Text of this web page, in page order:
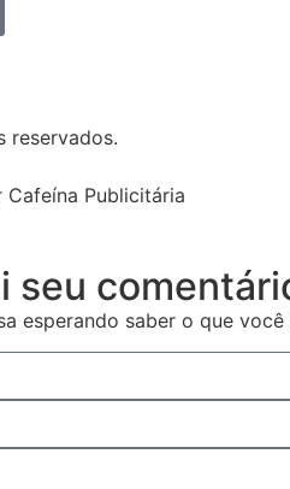
reservados.
Publicitária
seu
esperando saber o que